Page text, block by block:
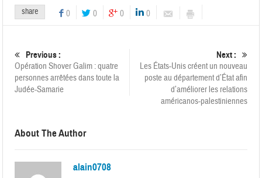
share 0 0 0 0
Previous :
Opération Shover Galim : quatre
personnes arrêtées dans toute la
Judée-Samarie
Next :
Les États-Unis créent un nouveau
poste au département d’État afin
d’améliorer les relations
américanos-palestiniennes
About The Author
alain0708